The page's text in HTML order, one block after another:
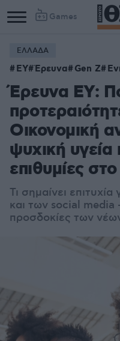
Games
ΕΛΛΑΔΑ
ΕΥ Έρευνα Gen Z
Έρευνα ΕΥ:
Οικονομική
ψυχική υγεία
επιθυμίες
Τι σημαίνει
και των social media
προσδοκίες των